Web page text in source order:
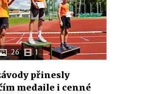
26 1
přinesly
medaile i cenné